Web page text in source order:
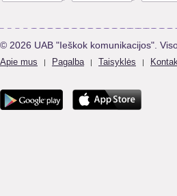
© 2026 UAB "Ieškok komunikacijos".
Apie mus | Pagalba | Taisyklės |